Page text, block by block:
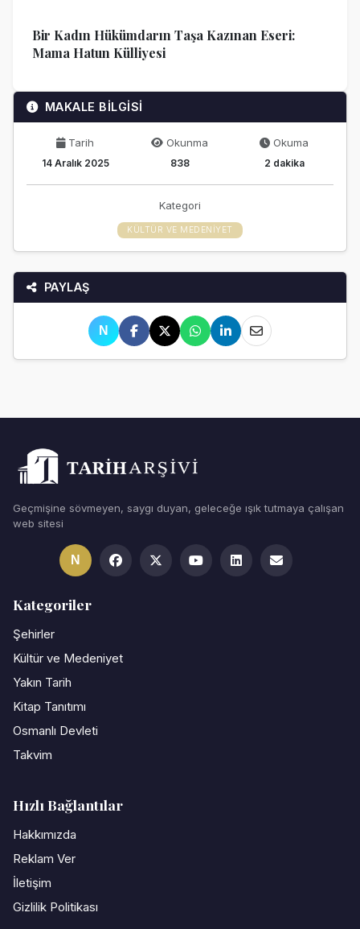
Bir Kadın Hükümdarın Taşa Kazınan Eseri:
Mama Hatun Külliyesi
MAKALE BİLGİSİ
Tarih
14 Aralık 2025
Okunma
838
Okuma
2 dakika
Kategori
KÜLTÜR VE MEDENIYET
PAYLAŞ
N
Geçmişine sövmeyen, saygı duyan, geleceğe ışık tutmaya çalışan
web sitesi
N
Kategoriler
Şehirler
Kültür ve Medeniyet
Yakın Tarih
Kitap Tanıtımı
Osmanlı Devleti
Takvim
Hızlı Bağlantılar
Hakkımızda
Reklam Ver
İletişim
Gizlilik Politikası